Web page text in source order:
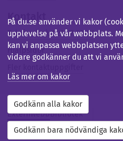
Kontakt
Telefon (vx): 023-77 80 00
Hjälpsidor
ExternwebbBibliotek
StudentwebbMedarbetarwebb
På du.se använder vi kakor
upplevelse på vår webbplats.
kan vi anpassa webbplatsen
vidare godkänner du att vi
Läs mer om kakor
Godkänn alla kakor
Godkänn bara nödvändiga